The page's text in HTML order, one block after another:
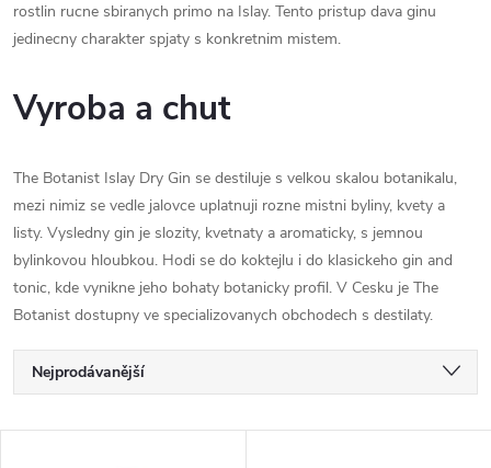
rostlin rucne sbiranych primo na Islay. Tento pristup dava ginu
jedinecny charakter spjaty s konkretnim mistem.
Vyroba a chut
The Botanist Islay Dry Gin se destiluje s velkou skalou botanikalu,
mezi nimiz se vedle jalovce uplatnuji rozne mistni byliny, kvety a
listy. Vysledny gin je slozity, kvetnaty a aromaticky, s jemnou
bylinkovou hloubkou. Hodi se do koktejlu i do klasickeho gin and
tonic, kde vynikne jeho bohaty botanicky profil. V Cesku je The
Botanist dostupny ve specializovanych obchodech s destilaty.
Ř
a
Nejprodávanější